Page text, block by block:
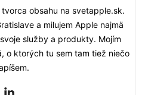
obsahu na svetapple.sk.
a milujem Apple najmä
služby a produkty. Mojím
o ktorých tu sem tam tiež niečo